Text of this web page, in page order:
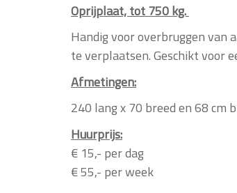
Oprijplaat, tot 750 kg.
Handig voor overbruggen van
te verplaatsen. Geschikt voor
Afmetingen:
240 lang x 70 breed en68 cm
Huurprijs:
€ 15,- per dag
€ 55,- per week